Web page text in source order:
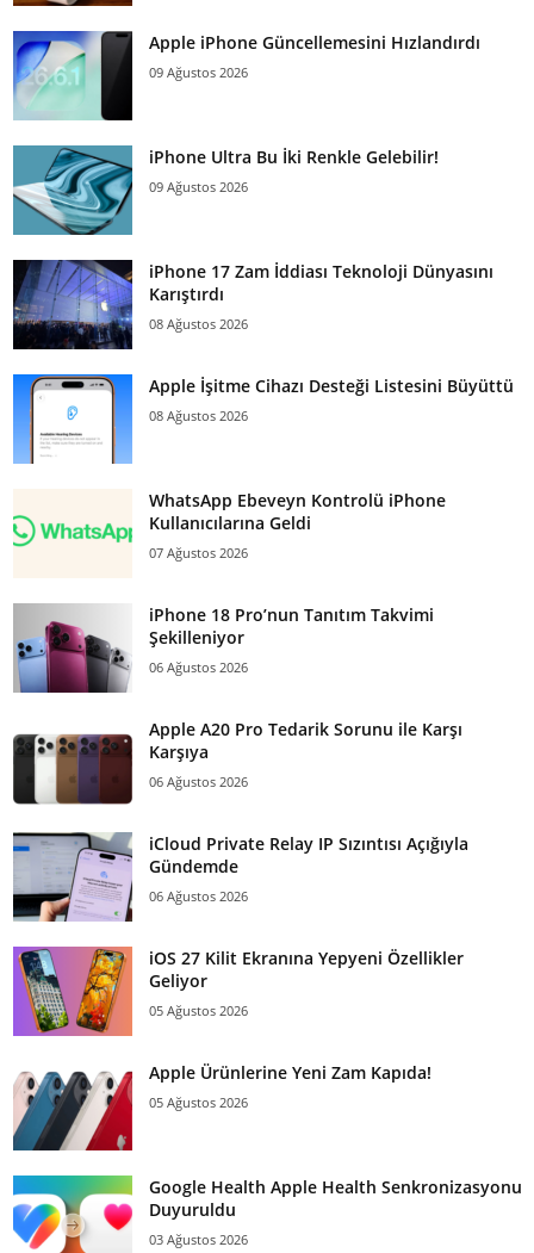
Apple iPhone Güncellemesini Hızlandırdı
09 Ağustos 2026
iPhone Ultra Bu İki Renkle Gelebilir!
09 Ağustos 2026
iPhone 17 Zam İddiası Teknoloji Dünyasını
Karıştırdı
08 Ağustos 2026
Apple İşitme Cihazı Desteği Listesini Büyüttü
08 Ağustos 2026
WhatsApp Ebeveyn Kontrolü iPhone
Kullanıcılarına Geldi
07 Ağustos 2026
iPhone 18 Pro’nun Tanıtım Takvimi
Şekilleniyor
06 Ağustos 2026
Apple A20 Pro Tedarik Sorunu ile Karşı
Karşıya
06 Ağustos 2026
iCloud Private Relay IP Sızıntısı Açığıyla
Gündemde
06 Ağustos 2026
iOS 27 Kilit Ekranına Yepyeni Özellikler
Geliyor
05 Ağustos 2026
Apple Ürünlerine Yeni Zam Kapıda!
05 Ağustos 2026
Google Health Apple Health Senkronizasyonu
Duyuruldu
03 Ağustos 2026